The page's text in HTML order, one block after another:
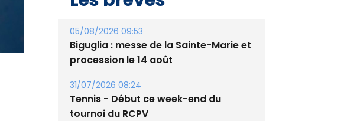
05/08/2026 09:53
Biguglia : messe de la Sainte-Marie et
procession le 14 août
31/07/2026 08:24
Tennis - Début ce week-end du
tournoi du RCPV